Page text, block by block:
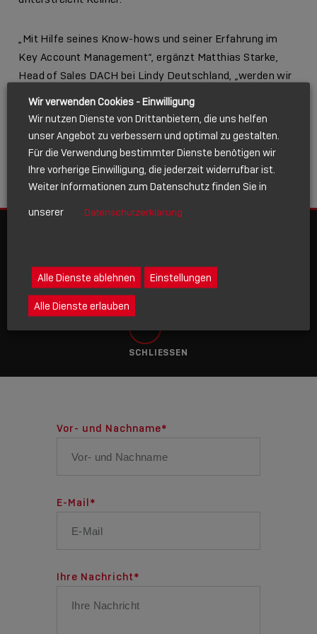
„Mit Hilfe seines Know-hows und seiner Erfahrung im
Key Account Management“, ergänzt Matthias Starke,
Head of Sales DACH bei Lindy Deutschland, „werden wir
die Kundenbeziehungen weiter stärken, die Bedürfnisse
unserer Kunden noch besser verstehen und können uns
dem entsprechend optimal ausrichten.“
Wir freuen uns, Kevin bei Lindy willkommen zu heißen.
E-MAIL-KONTAKT
SCHLIESSEN
Vor- und Nachname*
E-Mail*
Ihre Nachricht*
Wir verwenden Cookies - Einwilligung
Wir nutzen Dienste von Drittanbietern, die uns helfen
unser Angebot zu verbessern und optimal zu gestalten.
Für die Verwendung bestimmter Dienste benötigen wir
Ihre vorherige Einwilligung, die jederzeit widerrufbar ist.
Weiter Informationen zum Datenschutz finden Sie in
unserer
Datenschutzerklärung
Alle Dienste ablehnen Einstellungen
Alle Dienste erlauben